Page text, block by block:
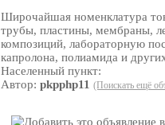
Широчайшая номенклатура
трубы, пластины, мембраны,
композиций, лабораторную
капролона, полиамида и
Населенный пункт:
Автор:pkpphp11 (Поискать ещё